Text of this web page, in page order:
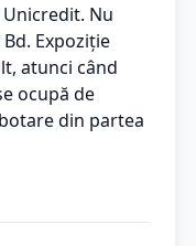
Nu
Expoziție
atunci când
ocupă de
din partea